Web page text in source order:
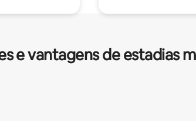
e vantagens de estadias